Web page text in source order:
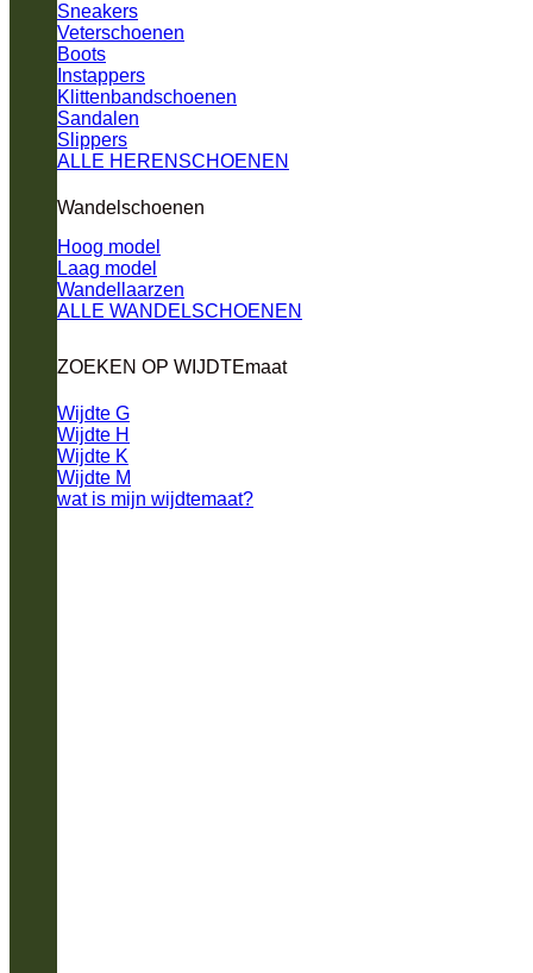
Sneakers
Veterschoenen
Boots
Instappers
Klittenbandschoenen
Sandalen
Slippers
ALLE HERENSCHOENEN
Wandelschoenen
Hoog model
Laag model
Wandellaarzen
ALLE WANDELSCHOENEN
ZOEKEN OP WIJDTEmaat
Wijdte G
Wijdte H
Wijdte K
Wijdte M
wat is mijn wijdtemaat?